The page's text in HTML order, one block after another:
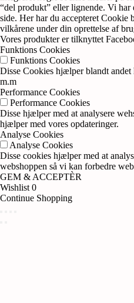
“del produkt” eller lignende. Vi har
side. Her har du accepteret Cookie
vilkårene under din oprettelse af
Vores produkter er tilknyttet
Funktions Cookies
Funktions Cookies
Disse Cookies hjælper blandt
m.m
Performance Cookies
Performance Cookies
Disse hjælper med at analysere
hjælper med vores opdateringer.
Analyse Cookies
Analyse Cookies
Disse cookies hjælper med at
webshoppen så vi kan forbedre
GEM & ACCEPTÈR
Wishlist 0
Continue Shopping